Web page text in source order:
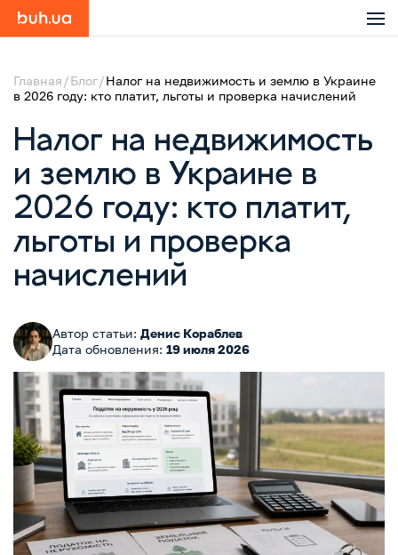
Главная Блог Налог на недвижимость и землю в Украине
в 2026 году: кто платит, льготы и проверка начислений
Налог на недвижимость
и землю в Украине в
2026 году: кто платит,
льготы и проверка
начислений
Автор статьи: Денис Кораблев
Дата обновления: 19 июля 2026